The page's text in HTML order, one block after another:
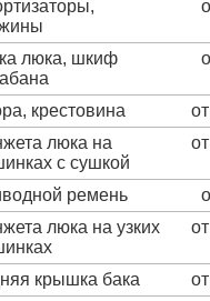
люка, шкиф
крестовина
люка на
с сушкой
ремень
люка на узких
крышка бака